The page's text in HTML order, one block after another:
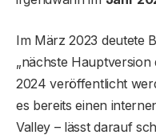
Im März 2023 deutete
„nächste Hauptversion
2024 veröffentlicht
es bereits einen
Valley – lässt darauf